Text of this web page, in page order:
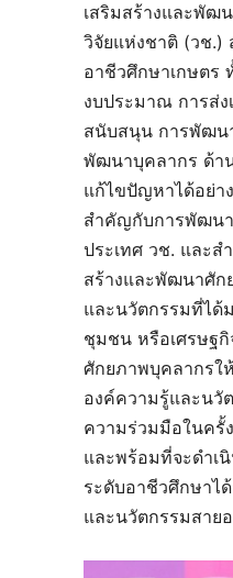
เสริมสร้างและพัฒ
วิจัยแห่งชาติ (วช.)
อาชีวศึกษาเกษตร
งบประมาณ การส่ง
สนับสนุน การพัฒน
พัฒนาบุคลากร ด้า
แก้ไขปัญหาได้อย่า
สำคัญกับการพัฒน
ประเทศ วช. และส
สร้างและพัฒนาศัก
และนวัตกรรมที่ได้
ชุมชน หรือเศรษฐ
ศักยภาพบุคลากรใ
องค์ความรู้และนวั
ความร่วมมือในครั้
และพร้อมที่จะดำเ
ระดับอาชีวศึกษาไ
และนวัตกรรมสาย